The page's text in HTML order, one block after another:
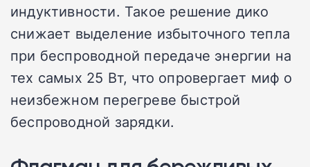
индуктивности. Такое решение дико
снижает выделение избыточного тепла
при беспроводной передаче энергии на
тех самых 25 Вт, что опровергает миф о
неизбежном перегреве быстрой
беспроводной зарядки.